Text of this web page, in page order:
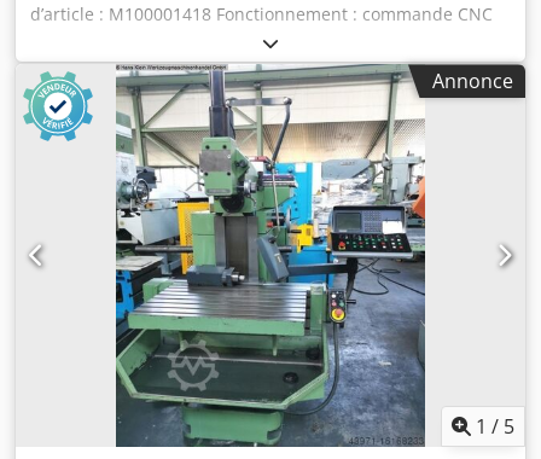
d’article : M100001418 Fonctionnement : commande CNC
sans volants mécaniques Type de commande : commande
CNC à trajectoire DECKEL Contour 3 Vitesse de rotation :
63 - 3 150 tr/min Codezfpicopfx Apnsha Avance : 2 -
3 000 mm/min, réglable en continu Avance rapide :
3 000 mm/min Puissance : 4,4 kW Poupée : poupée
extensible verticale de 80 mm, SK40 Système de serrage :
DIN 2080 ou DIN 69872 Axes : X/Y/Z 485/385/380 mm Table
rotative : table rotative fixe de 800 x 460 mm, charge
maximale : 400 kg Système de serrage hydromécanique
SK40 avec boulon de serrage DIN 2080 ou DIN 69872
Broche verticale et horizontale Tête de fraisage pivotante
manuellement +/- 90 degrés Programmation : DECKEL
Contour 3 – Programmation guidée par dialogue avec de
nombreux cycles d’usinage.
Annonce
1 / 5